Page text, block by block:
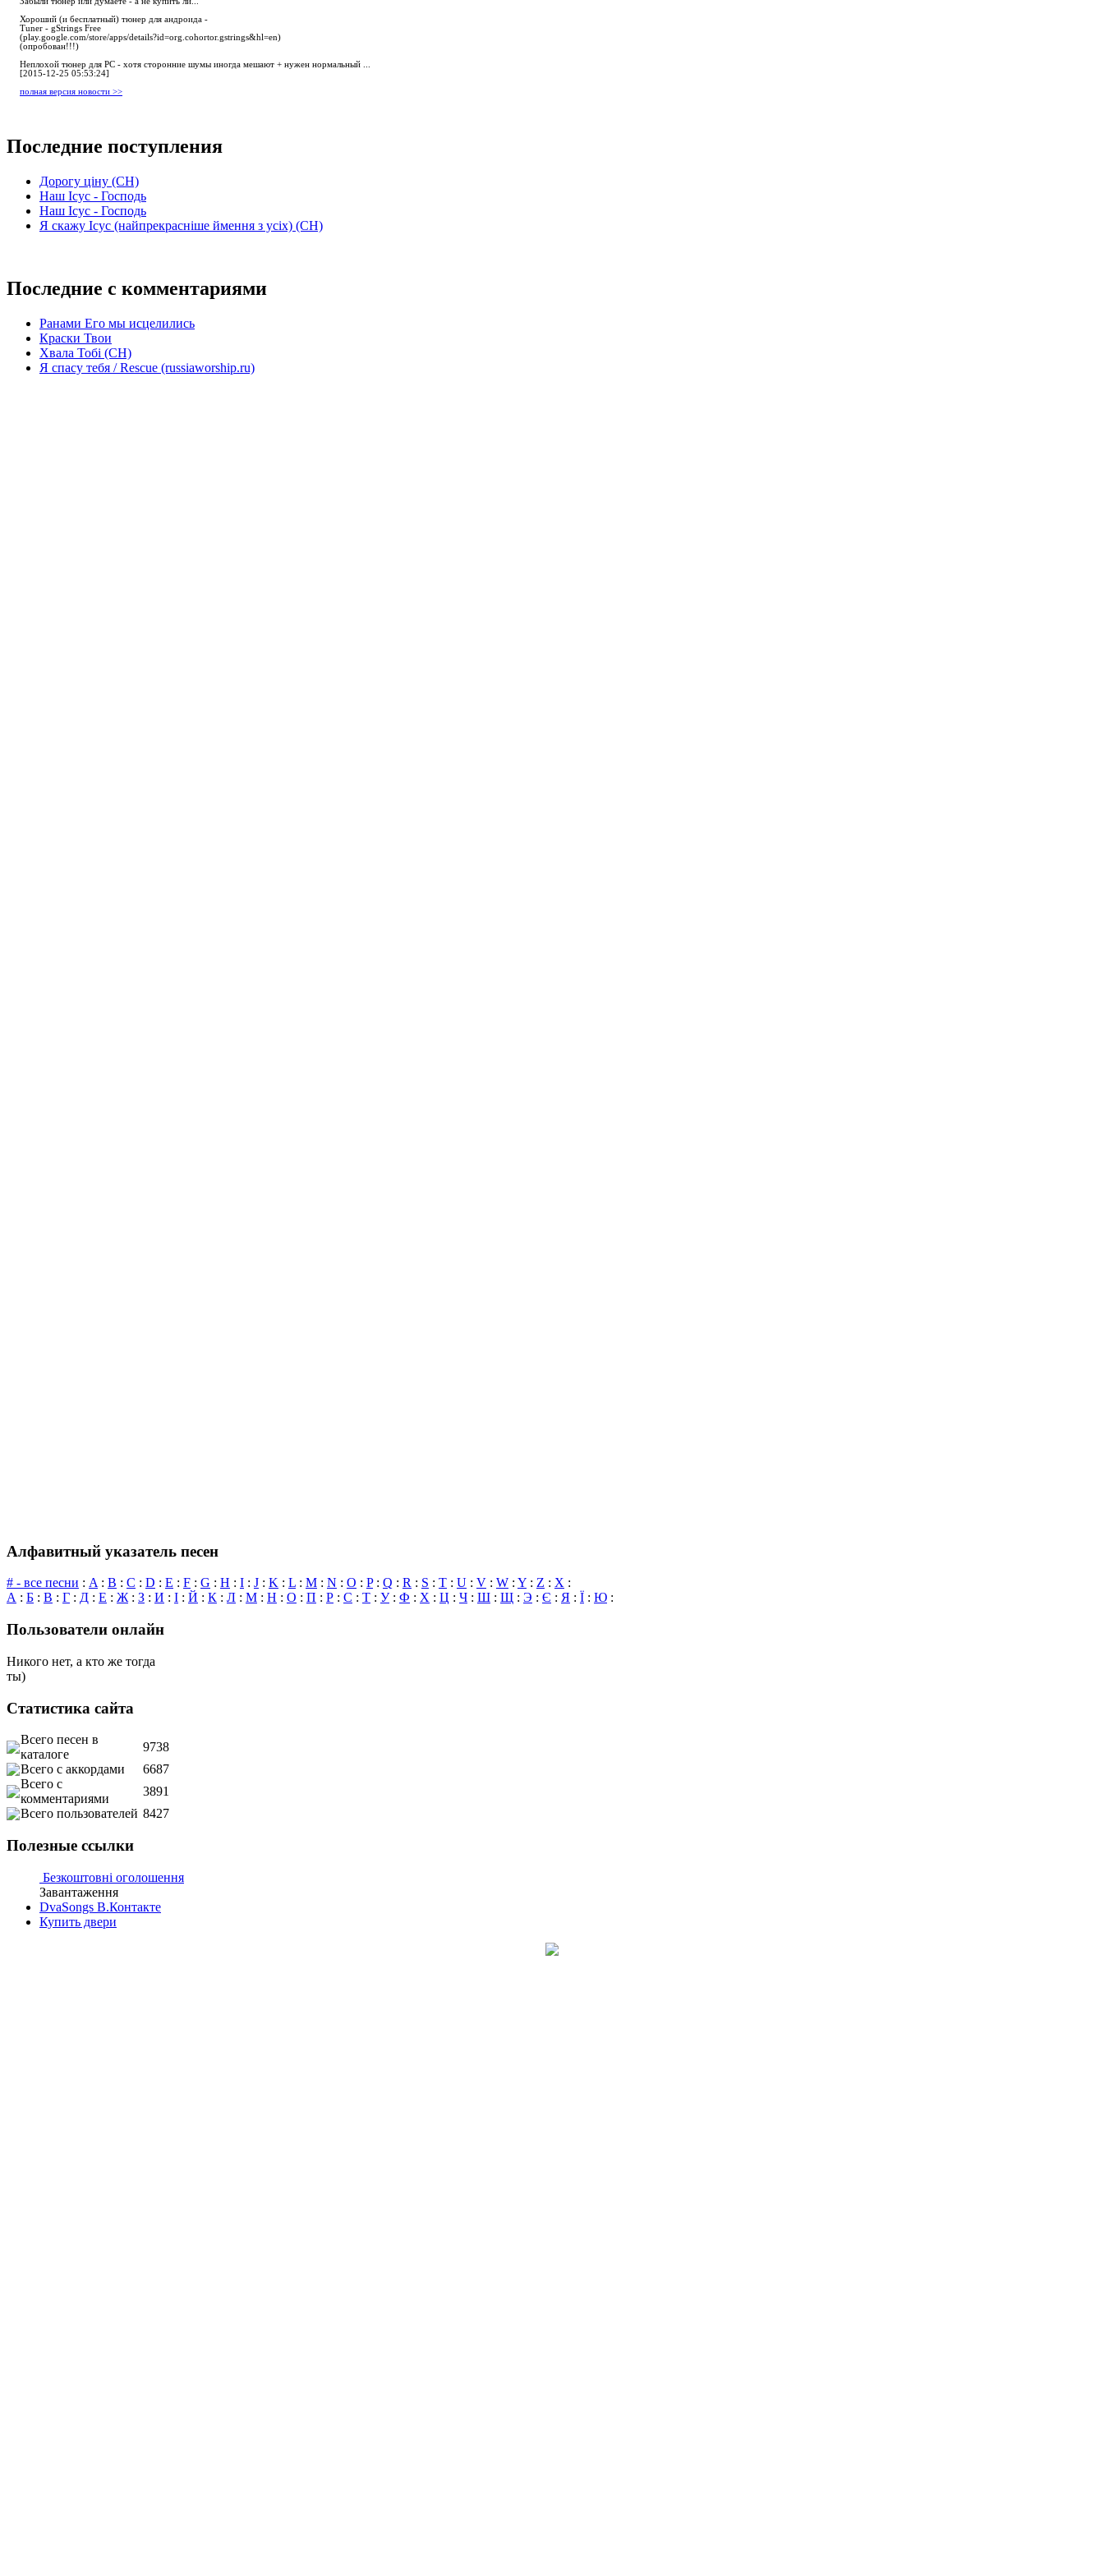
Хороший (и бесплатный) тюнер для андроида -
Tuner - gStrings Free
(play.google.com/store/apps/details?id=org.cohortor.gstrings&hl=en)
(опробован!!!)
Неплохой тюнер для РС - хотя сторонние шумы иногда мешают + нужен нормальный ...
[2015-12-25 05:53:24]
полная версия новости >>
Последние поступления
Дорогу ціну (СН)
Наш Ісус - Господь
Наш Ісус - Господь
Я скажу Ісус (найпрекрасніше ймення з усіх) (СН)
Последние с комментариями
Ранами Его мы исцелились
Краски Твои
Хвала Тобі (СН)
Я спасу тебя / Rescue (russiaworship.ru)
Алфавитный указатель песен
# - все песни : A: B : C : D : E : F : G : H : I : J : K : L : M : N : O : P: Q : R : S : T : U : V : W : Y : Z : X :
А : Б : В : Г : Д : Е : Ж: З : И : І : Й : К : Л : М : Н : О : П : Р : С : Т : У: Ф : Х : Ц : Ч : Ш : Щ : Э : Є : Я : Ї : Ю :
Пользователи онлайн
Никого нет, а кто же тогда
ты)
Статистика сайта
Всего песен в
каталоге
9738
Всего с аккордами
6687
Всего с
комментариями
3891
Всего пользователей 8427
Полезные ссылки
Безкоштовні оголошення
Завантаження
DvaSongs В.Контакте
Купить двери